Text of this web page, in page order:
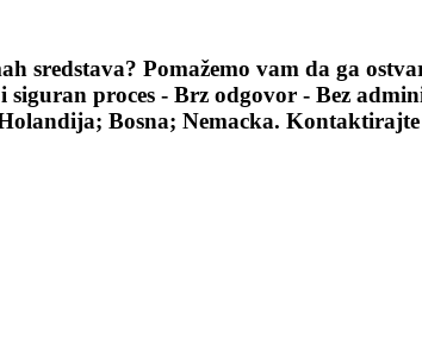
sredstava? Pomažemo vam da ga
siguran proces - Brz odgovor - Bez
Bosna; Nemacka.